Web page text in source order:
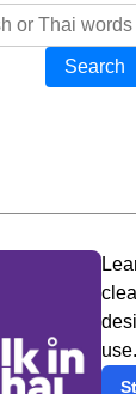
Search
use.